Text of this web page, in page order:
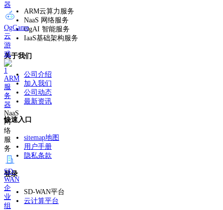
器
OgGame
云
游
戏
ARM
服
务
器
NaaS
网
络
服
务
SD-
WAN
企
业
组
ARM云算力服务
NaaS 网络服务
OgAI 智能服务
IaaS基础架构服务
关于我们
公司介绍
加入我们
公司动态
最新资讯
快速入口
sitemap地图
用户手册
隐私条款
登录
SD-WAN平台
云计算平台